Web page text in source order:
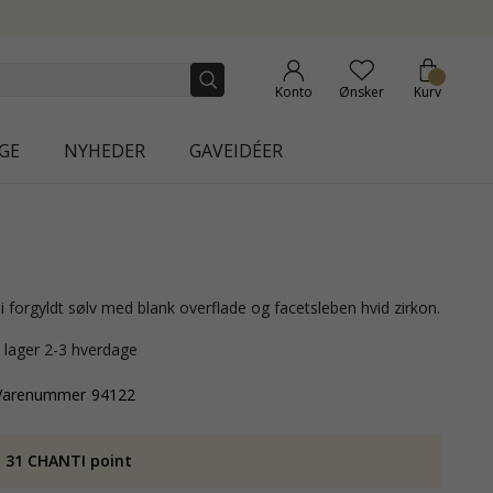
Konto Ønsker Kurv
NYHEDER GAVEIDÉER
i forgyldt sølv med blank overflade og facetsleben hvid zirkon.
2-3 hverdage
94122
CHANTI point